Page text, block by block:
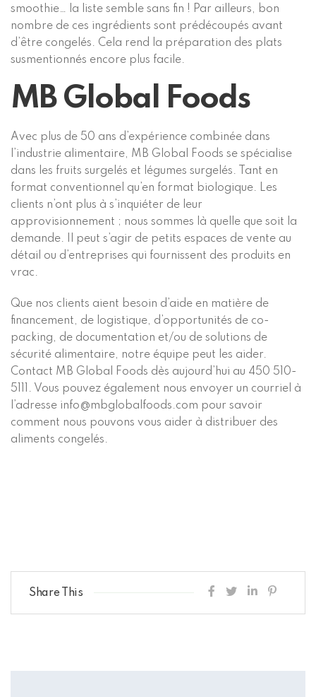
smoothie… la liste semble sans fin ! Par ailleurs, bon
nombre de ces ingrédients sont prédécoupés avant
d’être congelés. Cela rend la préparation des plats
susmentionnés encore plus facile.
MB Global Foods
Avec plus de 50 ans d’expérience combinée dans
l’industrie alimentaire, MB Global Foods se spécialise
dans les fruits surgelés et légumes surgelés. Tant en
format conventionnel qu’en format biologique. Les
clients n’ont plus à s’inquiéter de leur
approvisionnement ; nous sommes là quelle que soit la
demande. Il peut s’agir de petits espaces de vente au
détail ou d’entreprises qui fournissent des produits en
vrac.
Que nos clients aient besoin d’aide en matière de
financement, de logistique, d’opportunités de co-
packing, de documentation et/ou de solutions de
sécurité alimentaire, notre équipe peut les aider.
Contact MB Global Foods dès aujourd’hui au 450 510-
5111. Vous pouvez également nous envoyer un courriel à
l’adresse info@mbglobalfoods.com pour savoir
comment nous pouvons vous aider à distribuer des
aliments congelés.
Share This